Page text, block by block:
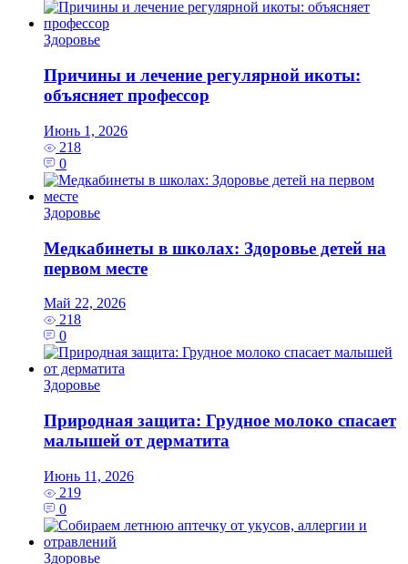
Здоровье
Причины и лечение регулярной икоты:
объясняет профессор
Июнь 1, 2026
218
0
Здоровье
Медкабинеты в школах: Здоровье детей на
первом месте
Май 22, 2026
218
0
Здоровье
Природная защита: Грудное молоко спасает
малышей от дерматита
Июнь 11, 2026
219
0
Здоровье